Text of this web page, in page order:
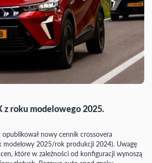
z roku modelowego 2025.
nowy cennik crossovera
modelowy 2025/rok produkcji 2024). Uwagę
które w zależności od konfiguracji wynoszą